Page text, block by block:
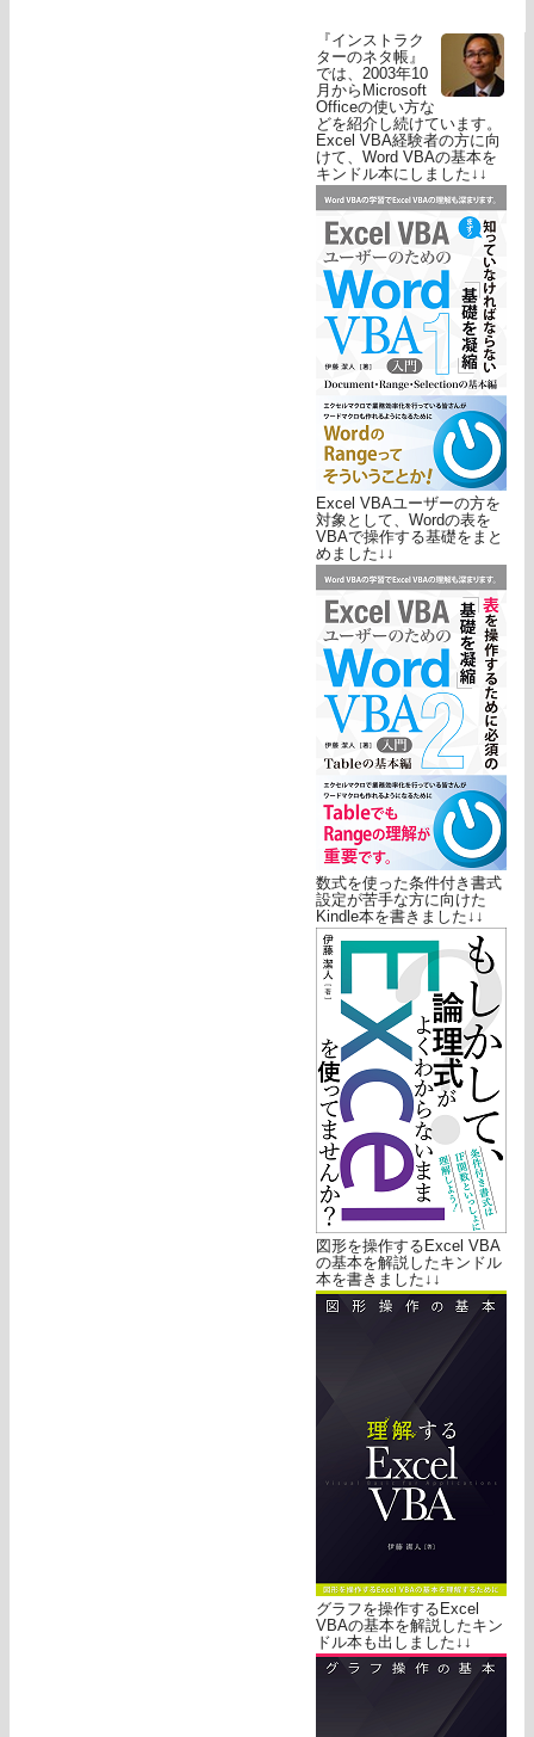
『インストラク
ターのネタ帳』
では、2003年10
月からMicrosoft
Officeの使い方な
どを紹介し続けています。
Excel VBA経験者の方に向
けて、Word VBAの基本を
キンドル本にしました↓↓
Excel VBAユーザーの方を
対象として、Wordの表を
VBAで操作する基礎をまと
めました↓↓
数式を使った条件付き書式
設定が苦手な方に向けた
Kindle本を書きました↓↓
図形を操作するExcel VBA
の基本を解説したキンドル
本を書きました↓↓
グラフを操作するExcel
VBAの基本を解説したキン
ドル本も出しました↓↓